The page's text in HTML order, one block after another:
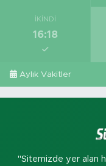
İKINDI
16:18
Aylık Vakitler
"Sitemizde yer alan